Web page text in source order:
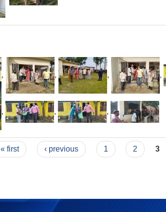
, , , ,
, , ,
« first ‹ previous 1 2 3